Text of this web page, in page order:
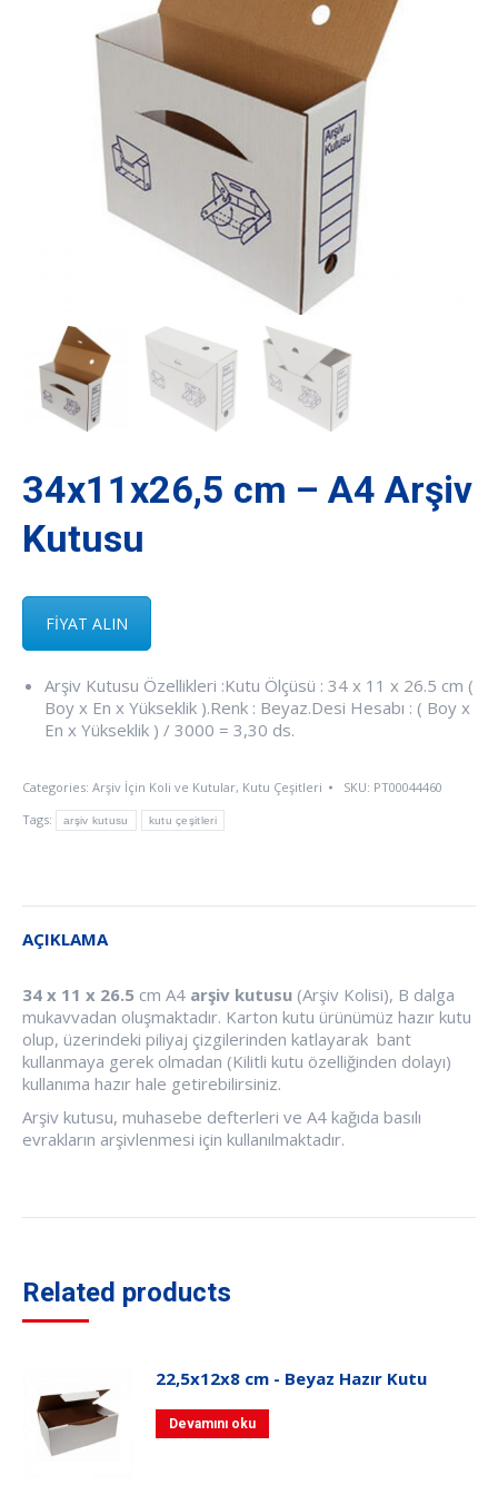
34x11x26,5 cm – A4 Arşiv
Kutusu
FİYAT ALIN
Arşiv Kutusu Özellikleri :Kutu Ölçüsü : 34 x 11 x 26.5 cm (
Boy x En x Yükseklik ).Renk : Beyaz.Desi Hesabı : ( Boy x
En x Yükseklik ) / 3000 = 3,30 ds.
Categories: Arşiv İçin Koli ve Kutular, Kutu Çeşitleri SKU: PT00044460
Tags:
arşiv kutusu kutu çeşitleri
AÇIKLAMA
34 x 11 x 26.5 cm A4 arşiv kutusu (Arşiv Kolisi), B dalga
mukavvadan oluşmaktadır. Karton kutu ürünümüz hazır kutu
olup, üzerindeki piliyaj çizgilerinden katlayarak bant
kullanmaya gerek olmadan (Kilitli kutu özelliğinden dolayı)
kullanıma hazır hale getirebilirsiniz.
Arşiv kutusu, muhasebe defterleri ve A4 kağıda basılı
evrakların arşivlenmesi için kullanılmaktadır.
Related products
22,5x12x8 cm - Beyaz Hazır Kutu
Devamını oku